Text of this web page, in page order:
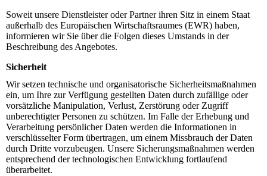
Soweit unsere Dienstleister oder Partner ihren Sitz in einem Staat
außerhalb des Europäischen Wirtschaftsraumes (EWR) haben,
informieren wir Sie über die Folgen dieses Umstands in der
Beschreibung des Angebotes.
Sicherheit
Wir setzen technische und organisatorische Sicherheitsmaßnahmen
ein, um Ihre zur Verfügung gestellten Daten durch zufällige oder
vorsätzliche Manipulation, Verlust, Zerstörung oder Zugriff
unberechtigter Personen zu schützen. Im Falle der Erhebung und
Verarbeitung persönlicher Daten werden die Informationen in
verschlüsselter Form übertragen, um einem Missbrauch der Daten
durch Dritte vorzubeugen. Unsere Sicherungsmaßnahmen werden
entsprechend der technologischen Entwicklung fortlaufend
überarbeitet.